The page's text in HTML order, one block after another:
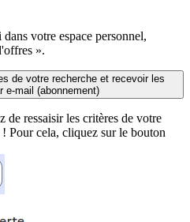
votre espace personnel,
».
de votre recherche et recevoir les
e-mail (abonnement)
de ressaisir les critères de votre
Pour cela, cliquez sur le bouton